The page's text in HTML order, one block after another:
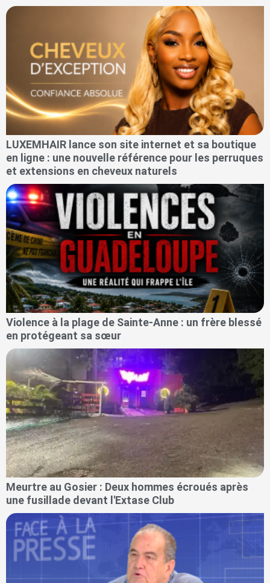
LUXEMHAIR lance son site internet et sa boutique
en ligne : une nouvelle référence pour les perruques
et extensions en cheveux naturels
Violence à la plage de Sainte-Anne : un frère blessé
en protégeant sa sœur
Meurtre au Gosier : Deux hommes écroués après
une fusillade devant l'Extase Club